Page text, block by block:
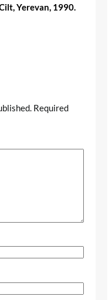
Yerevan, 1990.
Required